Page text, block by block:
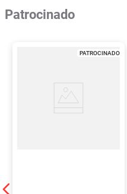
Patrocinado
PATROCINADO